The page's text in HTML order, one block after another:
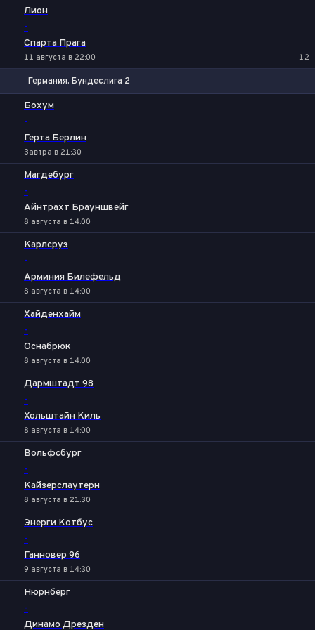
Лион
-
Спарта Прага
11 августа в 22:00 1:2
Германия. Бундеслига 2
Бохум
-
Герта Берлин
Завтра в 21:30
Магдебург
-
Айнтрахт Брауншвейг
8 августа в 14:00
Карлсруэ
-
Арминия Билефельд
8 августа в 14:00
Хайденхайм
-
Оснабрюк
8 августа в 14:00
Дармштадт 98
-
Хольштайн Киль
8 августа в 14:00
Вольфсбург
-
Кайзерслаутерн
8 августа в 21:30
Энерги Котбус
-
Ганновер 96
9 августа в 14:30
Нюрнберг
-
Динамо Дрезден